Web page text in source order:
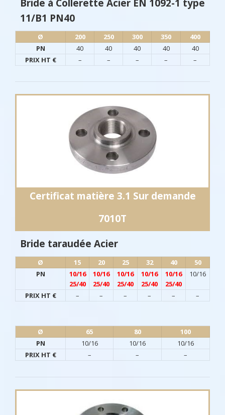
Bride à Collerette Acier EN 1092-1 type
11/B1 PN40
Ø​ 200 250 300 350
400
PN
40 40 40 40
40
PRIX HT €
– – – – –
Certificat matière 3.1 Sur demande
7010T
Bride taraudée Acier
Ø​ 15 20 25 32 40
50
PN
10/16
25/40
10/16
25/40
10/16
25/40
10/16
25/40
10/16
25/40
10/16
PRIX HT € – – – – – –
Ø​ 65 80
100
PN
10/16 10/16
10/16
PRIX HT €
– – –